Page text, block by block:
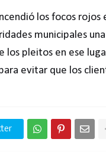
los focos
municipales
los pleitos en ese
evitar que los